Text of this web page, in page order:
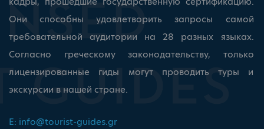
Они способны удовлетворить запросы самой
требовательной аудитории на 28 разных языках.
Согласно греческому законодательству, только
лицензированные гиды могут проводить туры и
экскурсии в нашей стране.
E: info@tourist-guides.gr